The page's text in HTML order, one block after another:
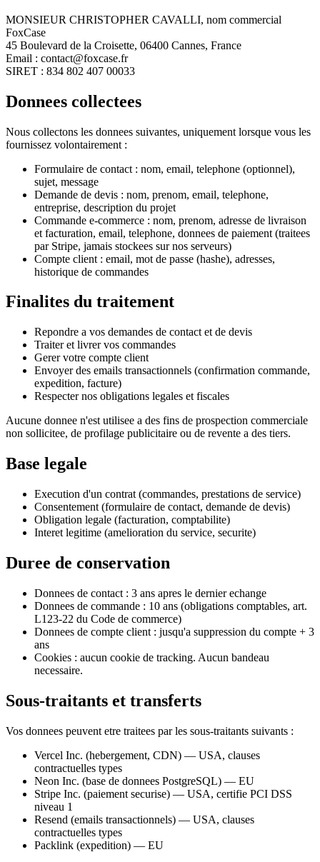
MONSIEUR CHRISTOPHER CAVALLI, nom commercial
FoxCase
45 Boulevard de la Croisette, 06400 Cannes, France
Email : contact@foxcase.fr
SIRET : 834 802 407 00033
Donnees collectees
Nous collectons les donnees suivantes, uniquement lorsque vous les
fournissez volontairement :
Formulaire de contact : nom, email, telephone (optionnel),
sujet, message
Demande de devis : nom, prenom, email, telephone,
entreprise, description du projet
Commande e-commerce : nom, prenom, adresse de livraison
et facturation, email, telephone, donnees de paiement (traitees
par Stripe, jamais stockees sur nos serveurs)
Compte client : email, mot de passe (hashe), adresses,
historique de commandes
Finalites du traitement
Repondre a vos demandes de contact et de devis
Traiter et livrer vos commandes
Gerer votre compte client
Envoyer des emails transactionnels (confirmation commande,
expedition, facture)
Respecter nos obligations legales et fiscales
Aucune donnee n'est utilisee a des fins de prospection commerciale
non sollicitee, de profilage publicitaire ou de revente a des tiers.
Base legale
Execution d'un contrat (commandes, prestations de service)
Consentement (formulaire de contact, demande de devis)
Obligation legale (facturation, comptabilite)
Interet legitime (amelioration du service, securite)
Duree de conservation
Donnees de contact : 3 ans apres le dernier echange
Donnees de commande : 10 ans (obligations comptables, art.
L123-22 du Code de commerce)
Donnees de compte client : jusqu'a suppression du compte + 3
ans
Cookies : aucun cookie de tracking. Aucun bandeau
necessaire.
Sous-traitants et transferts
Vos donnees peuvent etre traitees par les sous-traitants suivants :
Vercel Inc. (hebergement, CDN) — USA, clauses
contractuelles types
Neon Inc. (base de donnees PostgreSQL) — EU
Stripe Inc. (paiement securise) — USA, certifie PCI DSS
niveau 1
Resend (emails transactionnels) — USA, clauses
contractuelles types
Packlink (expedition) — EU